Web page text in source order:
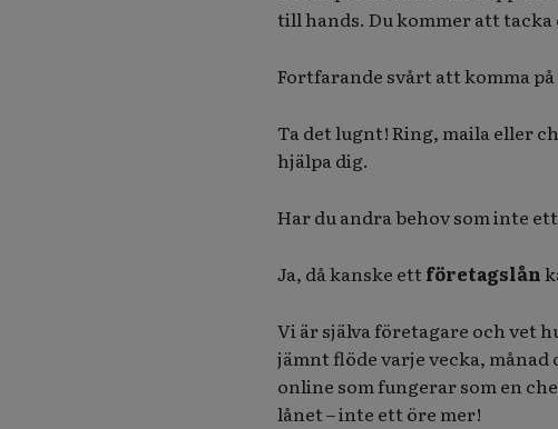
till hands. Du kommer att tacka
Fortfarande svårt att komma
Ta det lugnt! Ring, maila eller
hjälpa dig.
Har du andra behov som inte
Ja, då kanske ett företagslån
Vi är själva företagare och vet
jämnt flöde varje vecka,
online som fungerar som en
lånet – inte ett öre mer!